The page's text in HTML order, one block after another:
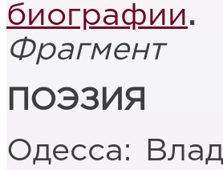
биографии.
Фрагмент
ПОЭЗИЯ
Одесса: